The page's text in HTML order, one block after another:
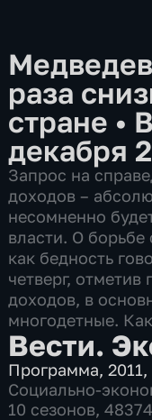
раза
стране •
декабря
Запрос на
доходов –
несомненно
власти. О
как бедность
четверг, отметив
доходов, в
многодетные.
Вести.
Программа,2011,
Социально-
10 сезонов,